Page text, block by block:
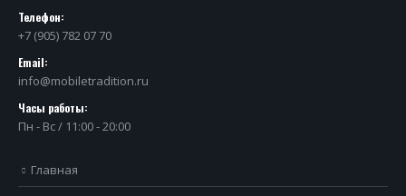
Телефон:
+7 (905) 782 07 70
Email:
info@mobiletradition.ru
Часы работы:
Пн - Вс / 11:00 - 20:00
Главная